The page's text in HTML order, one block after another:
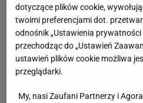
dotyczące plików cookie,
twoimi preferencjami dot.
odnośnik „Ustawienia prywatności
przechodząc do „Ustawień
ustawień plików cookie możliwa
przeglądarki.
My, nasi Zaufani Partnerzy i